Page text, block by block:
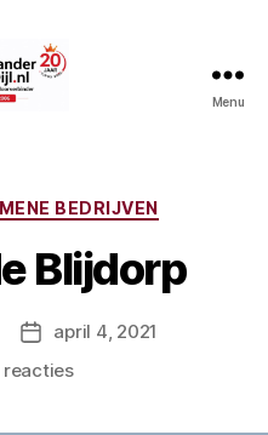
Menu
BEDRIJVEN
Blijdorp
Berichtdatum
april 4, 2021
reactiesop